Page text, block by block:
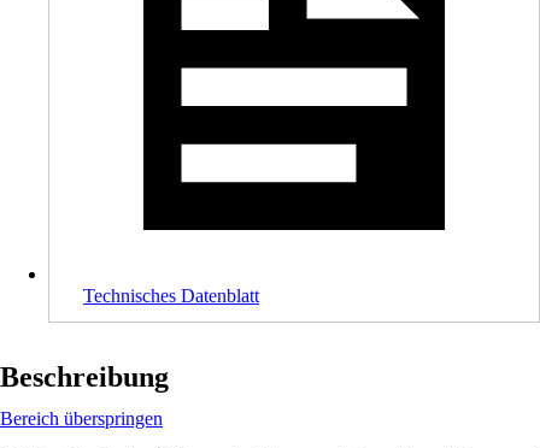
Technisches Datenblatt
Beschreibung
Bereich überspringen